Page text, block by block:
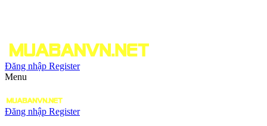
Đăng nhập Register
Menu
Đăng nhập Register